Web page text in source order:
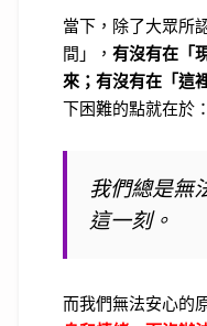
當下，除了大眾所
間」， 有沒有在「
來；有沒有在「這
下困難的點就在於：
我們總是無
這一刻。
而我們無法安心的